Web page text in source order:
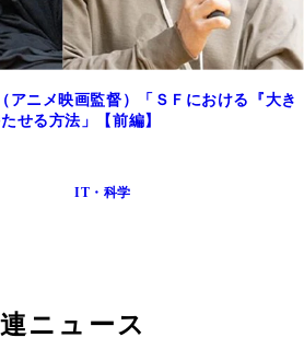
アニメ映画監督）「ＳＦにおける『大き
せる方法」【前編】
IT・科学
ニュース